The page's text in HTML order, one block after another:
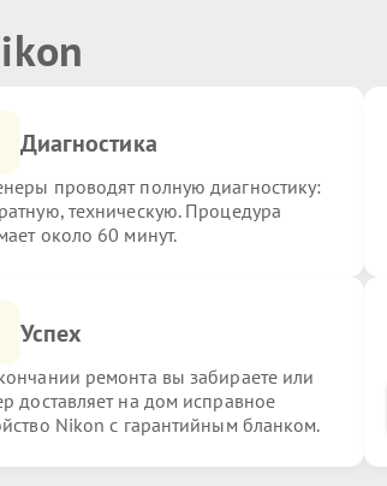
Диагностика
проводят полную диагностику:
техническую. Процедура
около 60 минут.
Успех
ремонта вы забираете или
доставляет на дом исправное
Nikon с гарантийным бланком.